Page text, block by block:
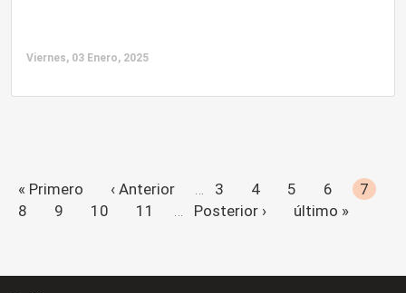
Viernes, 03 Enero, 2025
« Primero ‹ Anterior 3 4 5 6
7
8
9 10 11 Posterior › último »